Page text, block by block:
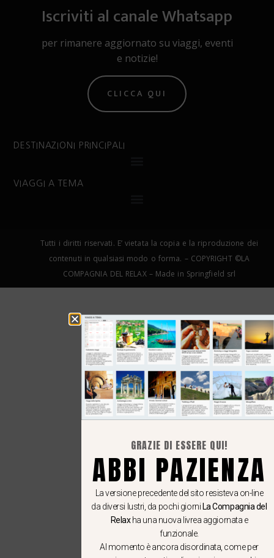
Iscriviti al canale Whatsapp
per rimanere aggiornato su viaggi, eventi
e notizie!
CLICCA QUI
DESTINAZIONI PRINCIPALI
VIAGGI A TEMA
Tutti i diritti riservati. E’ vietata la copia e la riproduzione dei
contenuti in qualsiasi modo o forma. – COPYRIGHT ©LA
COMPAGNIA DEL RELAX – Made in Springfield srl
GRAZIE DI ESSERE QUI!
ABBI PAZIENZA
La versione precedente del sito resisteva on-line
da diversi lustri, da pochi giorni La Compagnia del
Relaxha una nuova livrea aggiornata e
funzionale.
Al momento è ancora disordinata, come per